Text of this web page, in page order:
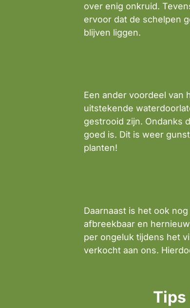
over enig onkruid.
ervoor dat de schelpen
blijven liggen.
Een ander voordeel van
uitstekende
gestrooid zijn. Ondanks
goed is. Dit is weer
planten!
Daarnaast is het ook
afbreekbaar en
per ongeluk tijdens het
verkocht aan ons.
Tips